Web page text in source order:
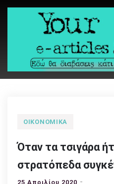
Skip
Your e-articles
Εδώ θα διαβάσεις κάτι
ΟΙΚΟΝΟΜΙΚΆ
Όταν τα τσιγάρα
στρατόπεδα
25 Απριλίου 2020